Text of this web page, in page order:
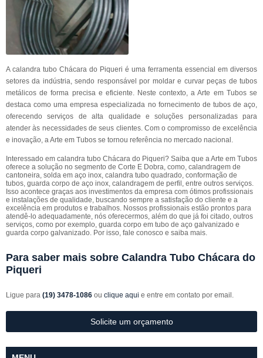
A calandra tubo Chácara do Piqueri é uma ferramenta essencial em diversos
setores da indústria, sendo responsável por moldar e curvar peças de tubos
metálicos de forma precisa e eficiente. Neste contexto, a Arte em Tubos se
destaca como uma empresa especializada no fornecimento de tubos de aço,
oferecendo serviços de alta qualidade e soluções personalizadas para
atender às necessidades de seus clientes. Com o compromisso de excelência
e inovação, a Arte em Tubos se tornou referência no mercado nacional.
Interessado em calandra tubo Chácara do Piqueri? Saiba que a Arte em Tubos
oferece a solução no segmento de Corte E Dobra, como, calandragem de
cantoneira, solda em aço inox, calandra tubo quadrado, conformação de
tubos, guarda corpo de aço inox, calandragem de perfil, entre outros serviços.
Isso acontece graças aos investimentos da empresa com ótimos profissionais
e instalações de qualidade, buscando sempre a satisfação do cliente e a
excelência em produtos e trabalhos. Nossos profissionais estão prontos para
atendê-lo adequadamente, nós oferecermos, além do que já foi citado, outros
serviços, como por exemplo, guarda corpo em tubo de aço galvanizado e
guarda corpo galvanizado. Por isso, fale conosco e saiba mais.
Para saber mais sobre Calandra Tubo Chácara do
Piqueri
Ligue para (19) 3478-1086 ou clique aqui e entre em contato por email.
Solicite um orçamento